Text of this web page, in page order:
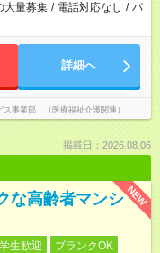
大量募集 / 電話対応なし / パ
詳細へ
事業部 （医療福祉介護関連）
掲載日：2026.08.06
NEW
な高齢者マンシ
生歓迎
ブランクOK